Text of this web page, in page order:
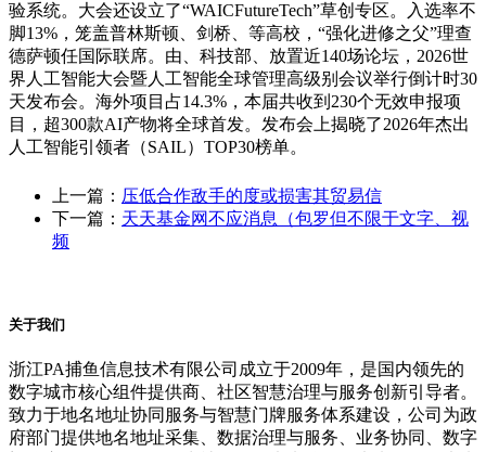
验系统。大会还设立了“WAICFutureTech”草创专区。入选率不
脚13%，笼盖普林斯顿、剑桥、等高校，“强化进修之父”理查
德萨顿任国际联席。由、科技部、放置近140场论坛，2026世
界人工智能大会暨人工智能全球管理高级别会议举行倒计时30
天发布会。海外项目占14.3%，本届共收到230个无效申报项
目，超300款AI产物将全球首发。发布会上揭晓了2026年杰出
人工智能引领者（SAIL）TOP30榜单。
上一篇： 压低合作敌手的度或损害其贸易信
下一篇： 天天基金网不应消息（包罗但不限于文字、视
频
关于我们
浙江PA捕鱼信息技术有限公司成立于2009年，是国内领先的
数字城市核心组件提供商、社区智慧治理与服务创新引导者。
致力于地名地址协同服务与智慧门牌服务体系建设，公司为政
府部门提供地名地址采集、数据治理与服务、业务协同、数字